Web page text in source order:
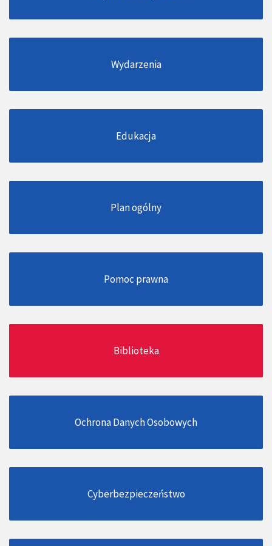
Wydarzenia
Edukacja
Plan ogólny
Pomoc prawna
Biblioteka
Ochrona Danych Osobowych
Cyberbezpieczeństwo